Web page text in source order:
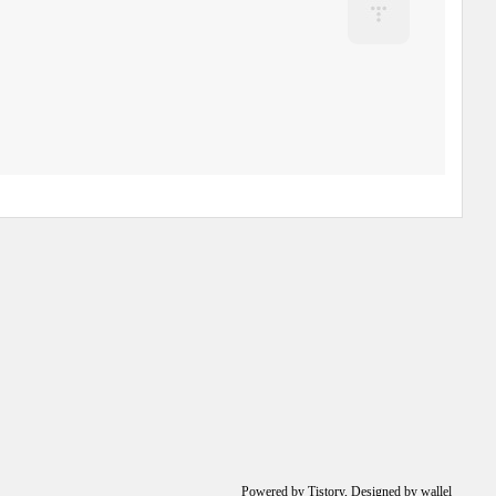
Powered byTistory, Designed bywallel